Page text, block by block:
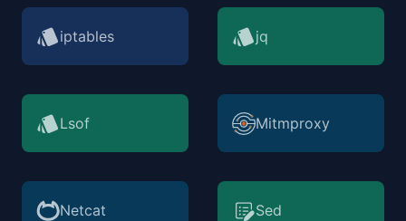
iptables jq
Lsof Mitmproxy
Netcat Sed